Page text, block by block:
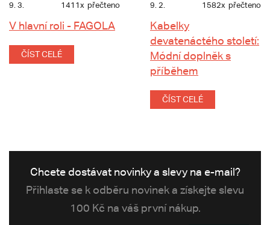
9. 3. 1411x přečteno
V hlavní roli - FAGOLA
ČÍST CELÉ
9. 2. 1582x přečteno
Kabelky
devatenáctého století:
Módní doplněk s
příběhem
ČÍST CELÉ
Chcete dostávat novinky a slevy na e-mail?
Přihlaste se k odběru novinek a získejte slevu
100 Kč na váš první nákup.